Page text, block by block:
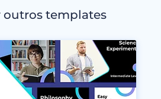
outros templates